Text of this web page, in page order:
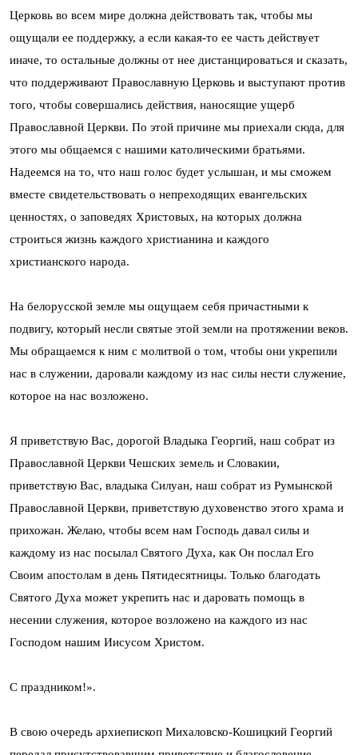
Церковь во всем мире должна действовать так, чтобы мы
ощущали ее поддержку, а если какая-то ее часть действует
иначе, то остальные должны от нее дистанцироваться и сказать,
что поддерживают Православную Церковь и выступают против
того, чтобы совершались действия, наносящие ущерб
Православной Церкви. По этой причине мы приехали сюда, для
этого мы общаемся с нашими католическими братьями.
Надеемся на то, что наш голос будет услышан, и мы сможем
вместе свидетельствовать о непреходящих евангельских
ценностях, о заповедях Христовых, на которых должна
строиться жизнь каждого христианина и каждого
христианского народа.
На белорусской земле мы ощущаем себя причастными к
подвигу, который несли святые этой земли на протяжении веков.
Мы обращаемся к ним с молитвой о том, чтобы они укрепили
нас в служении, даровали каждому из нас силы нести служение,
которое на нас возложено.
Я приветствую Вас, дорогой Владыка Георгий, наш собрат из
Православной Церкви Чешских земель и Словакии,
приветствую Вас, владыка Силуан, наш собрат из Румынской
Православной Церкви, приветствую духовенство этого храма и
прихожан. Желаю, чтобы всем нам Господь давал силы и
каждому из нас посылал Святого Духа, как Он послал Его
Своим апостолам в день Пятидесятницы. Только благодать
Святого Духа может укрепить нас и даровать помощь в
несении служения, которое возложено на каждого из нас
Господом нашим Иисусом Христом.
С праздником!».
В свою очередь архиепископ Михаловско-Кошицкий Георгий